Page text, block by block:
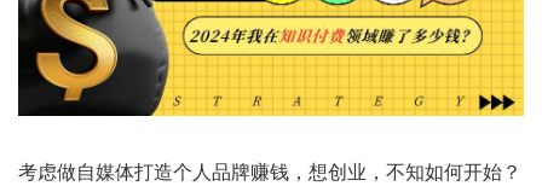
考虑做自媒体打造个人品牌赚钱，想创业，不知如何开始？